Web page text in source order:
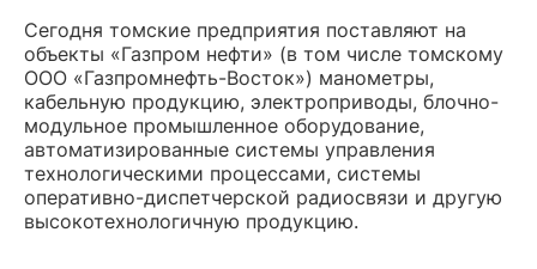
Сегодня томские предприятия поставляют на
объекты «Газпром нефти» (в том числе томскому
ООО «Газпромнефть-Восток») манометры,
кабельную продукцию, электроприводы, блочно-
модульное промышленное оборудование,
автоматизированные системы управления
технологическими процессами, системы
оперативно-диспетчерской радиосвязи и другую
высокотехнологичную продукцию.